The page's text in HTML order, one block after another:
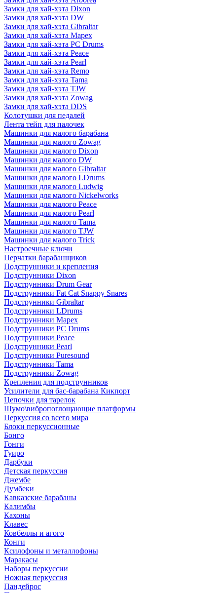
Замки для хай-хэта Dixon
Замки для хай-хэта DW
Замки для хай-хэта Gibraltar
Замки для хай-хэта Mapex
Замки для хай-хэта PC Drums
Замки для хай-хэта Peace
Замки для хай-хэта Pearl
Замки для хай-хэта Remo
Замки для хай-хэта Tama
Замки для хай-хэта TJW
Замки для хай-хэта Zowag
Замки для хай-хэта DDS
Колотушки для педалей
Лента тейп для палочек
Машинки для малого барабана
Машинки для малого Zowag
Машинки для малого Dixon
Машинки для малого DW
Машинки для малого Gibraltar
Машинки для малого LDrums
Машинки для малого Ludwig
Машинки для малого Nickelworks
Машинки для малого Peace
Машинки для малого Pearl
Машинки для малого Tama
Машинки для малого TJW
Машинки для малого Trick
Настроечные ключи
Перчатки барабанщиков
Подструнники и крепления
Подструнники Dixon
Подструнники Drum Gear
Подструнники Fat Cat Snappy Snares
Подструнники Gibraltar
Подструнники LDrums
Подструнники Mapex
Подструнники PC Drums
Подструнники Peace
Подструнники Pearl
Подструнники Puresound
Подструнники Tama
Подструнники Zowag
Крепления для подструнников
Усилители для бас-барабана Кикпорт
Цепочки для тарелок
Шумо\вибропоглощающие платформы
Перкуссия со всего мира
Блоки перкуссионные
Бонго
Гонги
Гуиро
Дарбуки
Детская перкуссия
Джембе
Думбеки
Кавказские барабаны
Калимбы
Кахоны
Клавес
Ковбеллы и агого
Конги
Ксилофоны и металлофоны
Маракасы
Наборы перкуссии
Ножная перкуссия
Пандейрос